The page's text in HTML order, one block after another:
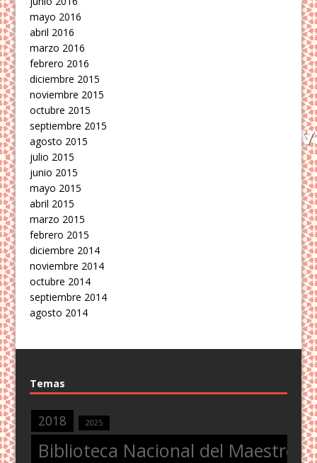
mayo 2016
abril 2016
marzo 2016
febrero 2016
diciembre 2015
noviembre 2015
octubre 2015
septiembre 2015
agosto 2015
julio 2015
junio 2015
mayo 2015
abril 2015
marzo 2015
febrero 2015
diciembre 2014
noviembre 2014
octubre 2014
septiembre 2014
agosto 2014
Temas
2018 2025
Biblioteca Nacional del Maestro